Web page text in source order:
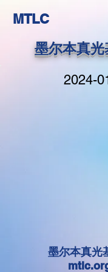
MTLC
墨尔本真
2024-
墨尔本真光